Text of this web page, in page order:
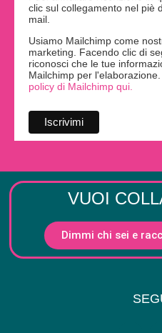
clic sul collegamento nel piè
mail.
Usiamo Mailchimp come
marketing. Facendo clic di
riconosci che le tue
Mailchimp per l'elaborazione.
policy di Mailchimp qui.
VUOI
Dimmi chi sei e